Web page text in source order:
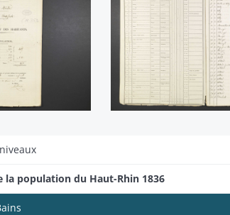
la population du Haut-Rhin 1836